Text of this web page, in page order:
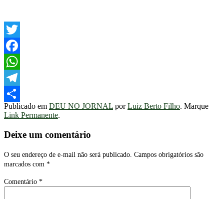
Twitter
Facebook
WhatsApp
Telegram
Share
Publicado em DEU NO JORNAL porLuiz Berto Filho. Marque
Link Permanente.
Deixe um comentário
O seu endereço de e-mail não será publicado. Campos obrigatórios são
marcados com *
Comentário *